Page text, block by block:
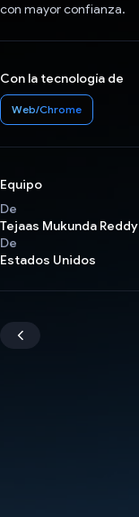
con mayor confianza.
Con la tecnología de
Web/Chrome
Equipo
De
Tejaas Mukunda Reddy
De
Estados Unidos